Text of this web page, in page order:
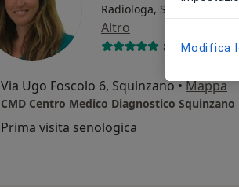
Radiologa, Senologa,
Altro
881 recensioni
Via Ugo Foscolo 6, Squinzano•Mappa
CMD Centro Medico Diagnostico Squinzano
Prima visita senologica
Modifica